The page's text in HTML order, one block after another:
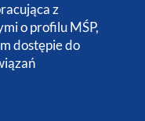
z
o profilu MŚP,
dostępie do